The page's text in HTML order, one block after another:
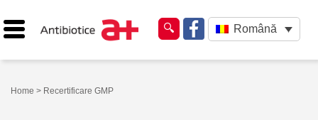
Română
Home > Recertificare GMP